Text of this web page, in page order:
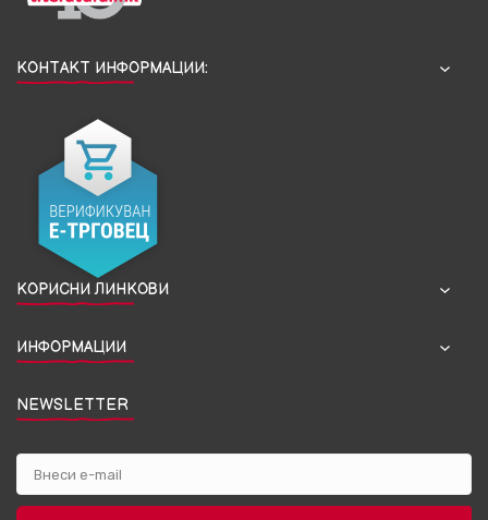
КОНТАКТ ИНФОРМАЦИИ:
КОРИСНИ ЛИНКОВИ
ИНФОРМАЦИИ
NEWSLETTER